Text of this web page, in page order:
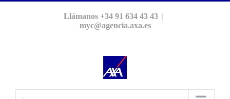
Llámanos +34 91 634 43 43 |
myc@agencia.axa.es